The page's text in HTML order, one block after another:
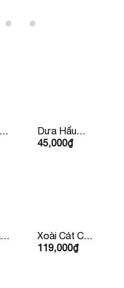
Dưa Hấu
Không Hạt
45,000₫
Xoài Cát Chu
Vàng
119,000₫